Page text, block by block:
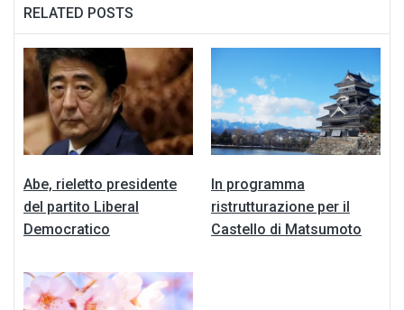
RELATED POSTS
Abe, rieletto presidente
del partito Liberal
Democratico
In programma
ristrutturazione per il
Castello di Matsumoto